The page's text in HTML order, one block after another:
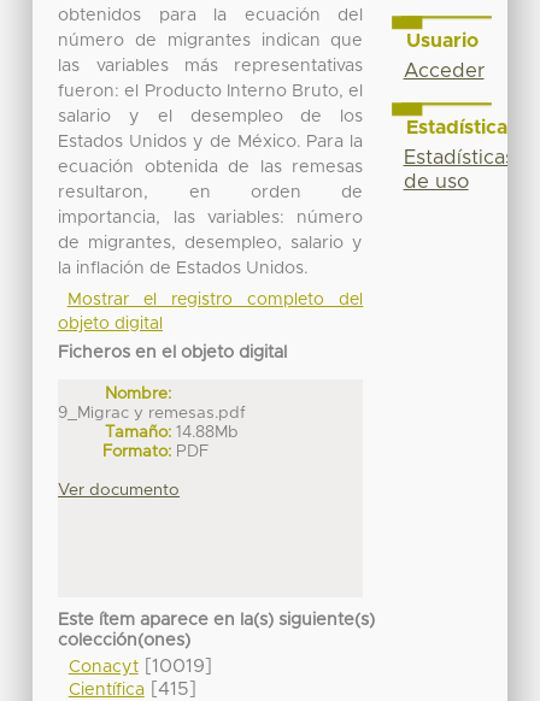
obtenidos para la ecuación del
número de migrantes indican que
las variables más representativas
fueron: el Producto Interno Bruto, el
salario y el desempleo de los
Estados Unidos y de México. Para la
ecuación obtenida de las remesas
resultaron, en orden de
importancia, las variables: número
de migrantes, desempleo, salario y
la inflación de Estados Unidos.
Mostrar el registro completo del
objeto digital
Ficheros en el objeto digital
Nombre:
9_Migrac y remesas.pdf
Tamaño: 14.88Mb
Formato: PDF
Ver documento
Este ítem aparece en la(s) siguiente(s)
colección(ones)
Conacyt[10019]
Científica[415]
Usuario
Acceder
Estadísticas
Estadísticas
de uso